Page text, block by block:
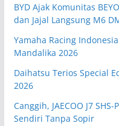
BYD Ajak Komunitas
dan Jajal Langsung M6
Yamaha Racing
Mandalika 2026
Daihatsu Terios Special
2026
Canggih, JAECOO J7
Sendiri Tanpa Sopir